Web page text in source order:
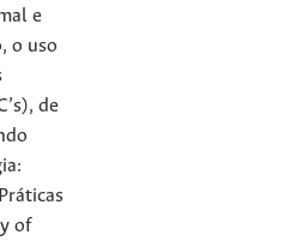
e
o uso
de
of